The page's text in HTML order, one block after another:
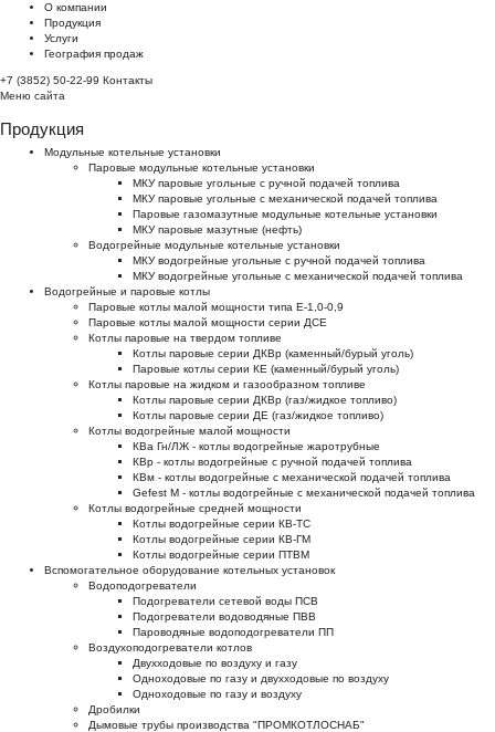
О компании
Продукция
Услуги
География продаж
+7 (3852) 50-22-99 Контакты
Меню сайта
Продукция
Модульные котельные установки
Паровые модульные котельные установки
МКУ паровые угольные с ручной подачей топлива
МКУ паровые угольные с механической подачей топлива
Паровые газомазутные модульные котельные установки
МКУ паровые мазутные (нефть)
Водогрейные модульные котельные установки
МКУ водогрейные угольные с ручной подачей топлива
МКУ водогрейные угольные с механической подачей топлива
Водогрейные и паровые котлы
Паровые котлы малой мощности типа Е-1,0-0,9
Паровые котлы малой мощности серии ДСЕ
Котлы паровые на твердом топливе
Котлы паровые серии ДКВр (каменный/бурый уголь)
Паровые котлы серии КЕ (каменный/бурый уголь)
Котлы паровые на жидком и газообразном топливе
Котлы паровые серии ДКВр (газ/жидкое топливо)
Котлы паровые серии ДЕ (газ/жидкое топливо)
Котлы водогрейные малой мощности
КВа Гн/ЛЖ - котлы водогрейные жаротрубные
КВр - котлы водогрейные с ручной подачей топлива
КВм - котлы водогрейные с механической подачей топлива
Gefest M - котлы водогрейные с механической подачей топлива
Котлы водогрейные средней мощности
Котлы водогрейные серии КВ-ТС
Котлы водогрейные серии КВ-ГМ
Котлы водогрейные серии ПТВМ
Вспомогательное оборудование котельных установок
Водоподогреватели
Подогреватели сетевой воды ПСВ
Подогреватели водоводяные ПВВ
Пароводяные водоподогреватели ПП
Воздухоподогреватели котлов
Двухходовые по воздуху и газу
Одноходовые по газу и двухходовые по воздуху
Одноходовые по газу и воздуху
Дробилки
Дымовые трубы производства "ПРОМКОТЛОСНАБ"